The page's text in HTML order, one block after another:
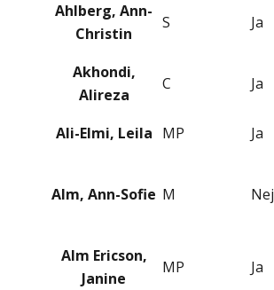
Ahlberg, Ann-
Christin
S Ja
Akhondi,
Alireza
C Ja
Ali-Elmi, Leila MP Ja
Alm, Ann-Sofie M Nej
Alm Ericson,
Janine
MP Ja